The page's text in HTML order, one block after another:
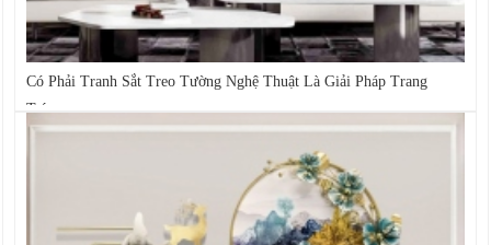
Có Phải Tranh Sắt Treo Tường Nghệ Thuật Là Giải Pháp Trang
Trí...